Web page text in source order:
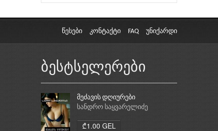
წესები კონტაქტი FAQ უნიქარდი
ბესტსელერები
მეძავის დღიურები
სანდრო საყვარელიძე
₾1.00 GEL